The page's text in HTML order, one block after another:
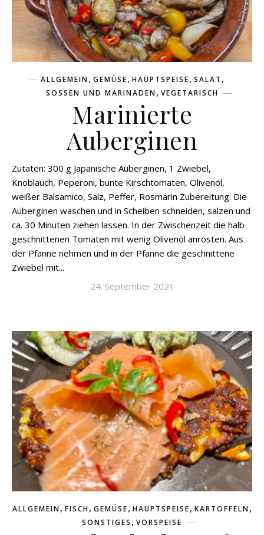
ALLGEMEIN, GEMÜSE, HAUPTSPEISE, SALAT ,
SOSSEN UND MARINADEN , VEGETARISCH
Marinierte
Auberginen
Zutaten: 300 g Japanische Auberginen, 1 Zwiebel,
Knoblauch, Peperoni, bunte Kirschtomaten, Olivenöl,
weißer Balsamico, Salz, Peffer, Rosmarin Zubereitung: Die
Auberginen waschen und in Scheiben schneiden, salzen und
ca. 30 Minuten ziehen lassen. In der Zwischenzeit die halb
geschnittenen Tomaten mit wenig Olivenöl anrösten. Aus
der Pfanne nehmen und in der Pfanne die geschnittene
Zwiebel mit...
24. September 2021
ALLGEMEIN, FISCH, GEMÜSE, HAUPTSPEISE, KARTOFFELN,
SONSTIGES , VORSPEISE